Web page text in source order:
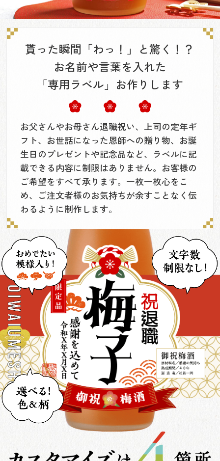
貰った瞬間「わっ！」と驚く！？
お名前や言葉を入れた
「専用ラベル」お作りします
お父さんやお母さん退職祝い、上司の定年ギ
フト、お世話になった恩師への贈り物、お誕
生日のプレゼントや記念品など、ラベルに記
載できる内容に制限はありません。お客様の
ご希望をすべて承ります。一枚一枚心をこ
め、ご注文者様のお気持ちが余すことなく伝
わるように制作します。